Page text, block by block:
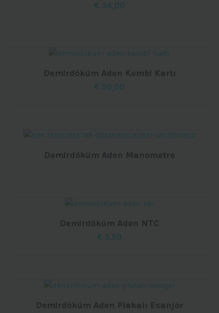
€ 34,00
Demirdöküm Aden Kombi Kartı
€ 50,00
Demirdöküm Aden Manometre
Demirdöküm Aden NTC
€ 5,50
Demirdöküm Aden Plakalı Esanjör